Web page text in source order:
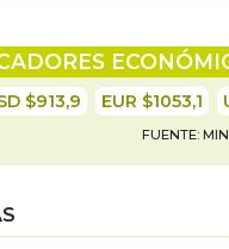
$913,9 EUR $1053,1
FUENTE: